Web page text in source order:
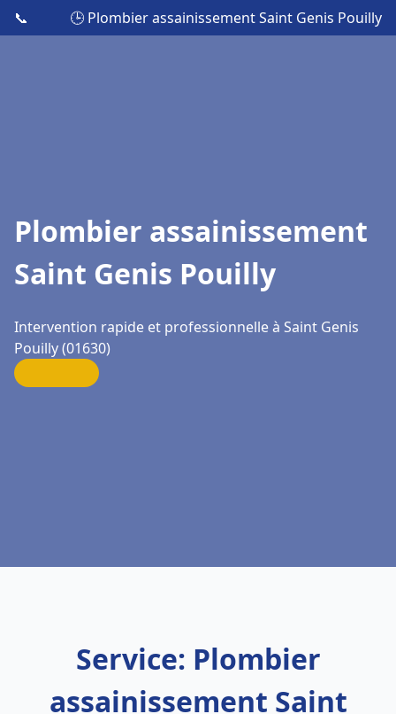
📞 🕒 Plombier assainissement Saint Genis Pouilly
Plombier assainissement
Saint Genis Pouilly
Intervention rapide et professionnelle à Saint Genis
Pouilly (01630)
Service: Plombier
assainissement Saint